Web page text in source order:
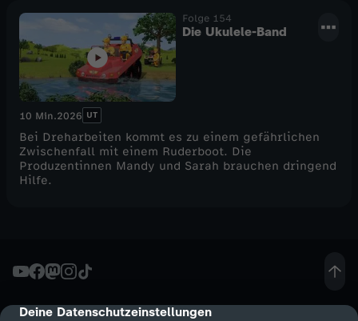
cmp-dialog-description
Deine Datenschutzeinstellungen
Folge 154
Die Ukulele-Band
10 Min.2026 UT
Bei Dreharbeiten kommt es zu einem gefährlichen
Zwischenfall mit einem Ruderboot. Die
Produzentinnen Mandy und Sarah brauchen dringend
Hilfe.